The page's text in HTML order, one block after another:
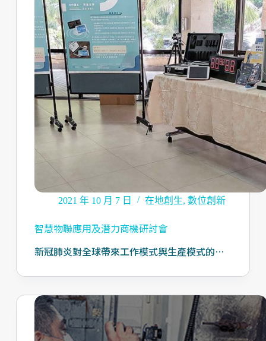
2021 年 10 月 7 日 在地創生, 數位創新
智慧物聯應用及潛力商機研討會
新冠肺炎對全球帶來工作模式與生產模式的…